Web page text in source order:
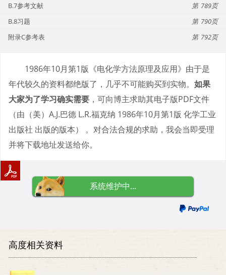
B.7参考文献
789
B.8习题
790
附录C参考表
792
1986年10月第1版《电化学方法原理及应用》由于是
年代较久的资料都绝版了，几乎不可能购买到实物。 如果
大家为了学习确实需要 ，可向博主求助其电子版PDF文件
（由（美）A.J.巴德 L.R.福克纳 1986年10月第1版 化学工业
出版社 出版的版本） 。对合法合规的求助，我会当即受理
并将下载地址发送给你。
系统维护中...
高度相关资料